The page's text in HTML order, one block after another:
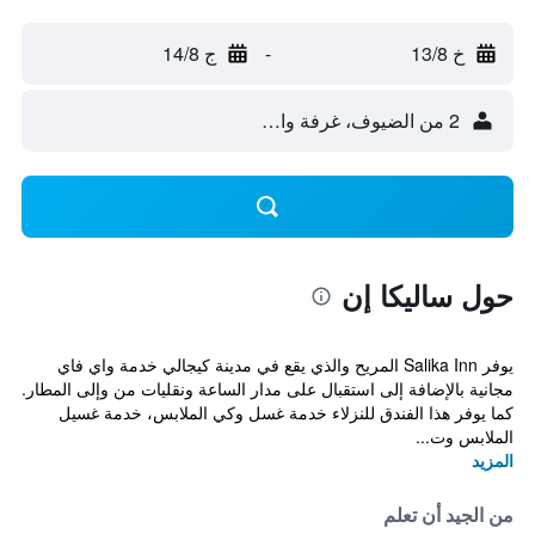
خ 13/8 - ج 14/8
2 من الضيوف، غرفة واحدة
حول ساليكا إن
يوفر Salika Inn المريح والذي يقع في مدينة كيجالي خدمة واي فاي
مجانية بالإضافة إلى استقبال على مدار الساعة ونقليات من وإلى المطار.
كما يوفر هذا الفندق للنزلاء خدمة غسل وكي الملابس، خدمة غسيل
الملابس وت...
المزيد
من الجيد أن تعلم